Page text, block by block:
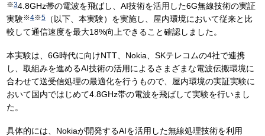
※34.8GHz帯の電波を飛ばし、AI技術を活用した6G無線技術の実証
実験※4※5 （以下、本実験）を実施し、屋内環境において従来と比
較して通信速度を最大18%向上できること確認しました。
本実験は、6G時代に向けNTT、Nokia、SKテレコムの4社で連携
し、取組みを進めるAI技術の活用によるさまざまな電波伝搬環境に
合わせて送受信処理の最適化を行うもので、屋内環境の実証実験に
おいて国内ではじめて4.8GHz帯の電波を飛ばして実験を行いまし
た。
具体的には、Nokiaが開発するAIを活用した無線処理技術を利用